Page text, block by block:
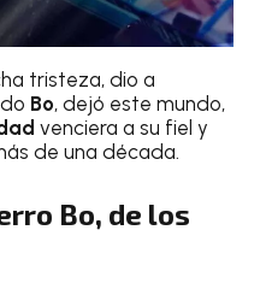
tristeza, dio a
Bo, dejó este mundo,
venciera a su fiel y
de una década.
Bo, de los